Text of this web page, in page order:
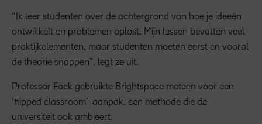
“Ik leer studenten over de achtergrond van hoe je ideeën
ontwikkelt en problemen oplost. Mijn lessen bevatten veel
praktijkelementen, maar studenten moeten eerst en vooral
de theorie snappen”, legt ze uit.
Professor Fack gebruikte Brightspace meteen voor een
‘flipped classroom’-aanpak, een methode die de
universiteit ook ambieert.